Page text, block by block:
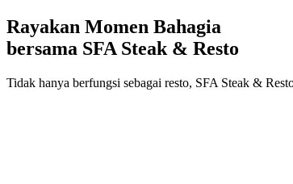
Rayakan Momen Bahagia
bersama SFA Steak & Resto
Tidak hanya berfungsi sebagai resto, SFA Steak &